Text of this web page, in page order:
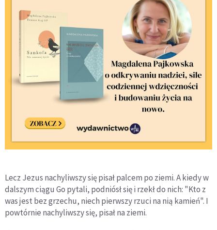
Lecz Jezus nachyliwszy się pisał palcem po ziemi. A kiedy w
dalszym ciągu Go pytali, podniósł się i rzekł do nich: "Kto z
was jest bez grzechu, niech pierwszy rzuci na nią kamień". I
powtórnie nachyliwszy się, pisał na ziemi.